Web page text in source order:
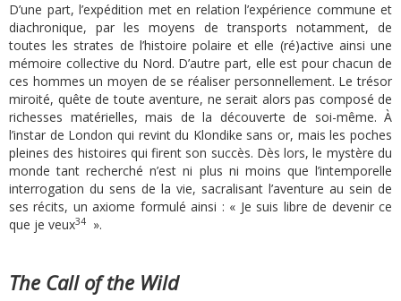
D’une part, l’expédition met en relation l’expérience commune et
diachronique, par les moyens de transports notamment, de
toutes les strates de l’histoire polaire et elle (ré)active ainsi une
mémoire collective du Nord. D’autre part, elle est pour chacun de
ces hommes un moyen de se réaliser personnellement. Le trésor
miroité, quête de toute aventure, ne serait alors pas composé de
richesses matérielles, mais de la découverte de soi-même. À
l’instar de London qui revint du Klondike sans or, mais les poches
pleines des histoires qui firent son succès. Dès lors, le mystère du
monde tant recherché n’est ni plus ni moins que l’intemporelle
interrogation du sens de la vie, sacralisant l’aventure au sein de
ses récits, un axiome formulé ainsi : « Je suis libre de devenir ce
que je veux34 ».
The Call of the Wild